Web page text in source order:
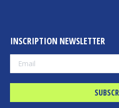
INSCRIPTION NEWSLETTER